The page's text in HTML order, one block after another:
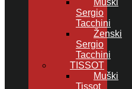
Muški
Sergio
Tacchini
Ženski
Sergio
Tacchini
TISSOT
Muški
Tissot